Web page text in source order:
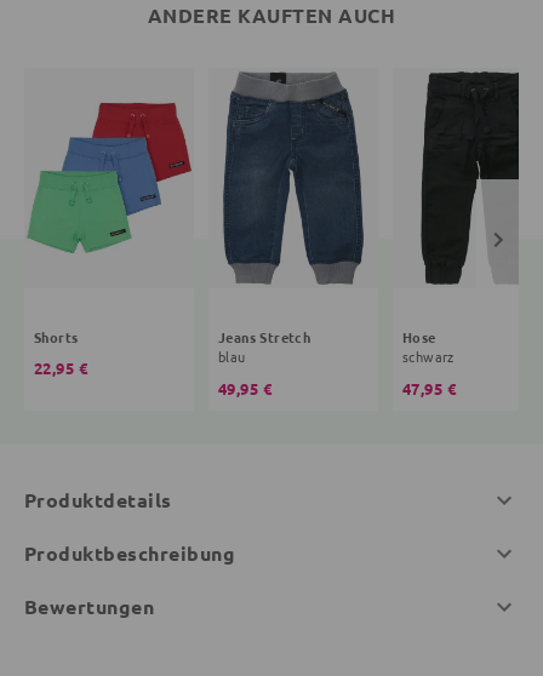
ANDERE KAUFTEN AUCH
Shorts
22,95 €
Jeans Stretch
blau
49,95 €
Hose
schwarz
47,95 €
Produktdetails
Produktbeschreibung
Bewertungen